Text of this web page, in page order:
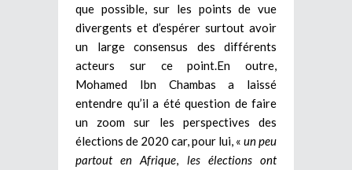
que possible, sur les points de vue
divergents et d’espérer surtout avoir
un large consensus des différents
acteurs sur ce point.En outre,
Mohamed Ibn Chambas a laissé
entendre qu’il a été question de faire
un zoom sur les perspectives des
élections de 2020 car, pour lui, « un peu
partout en Afrique
les élections ont